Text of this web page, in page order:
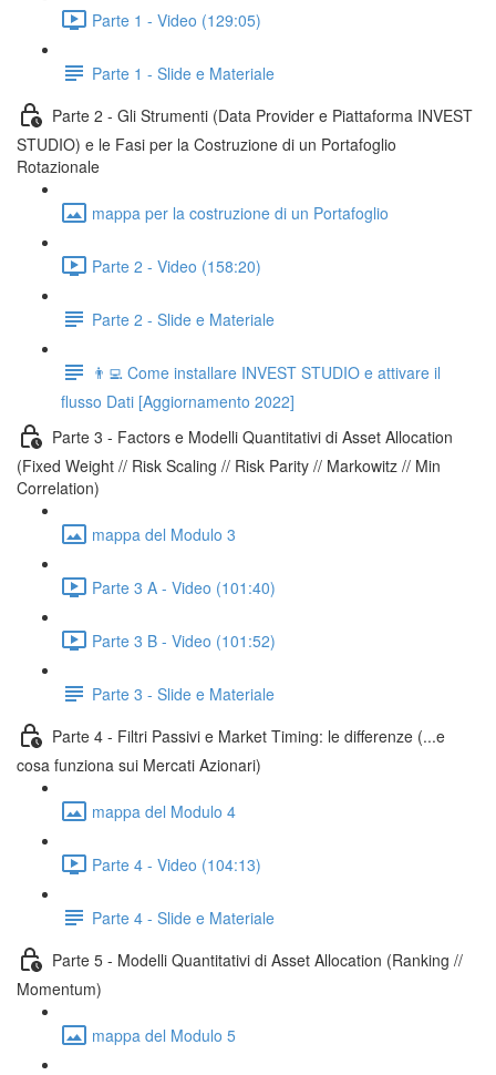
Parte 1 - Video (129:05)
Parte 1 - Slide e Materiale
Parte 2 - Gli Strumenti (Data Provider e Piattaforma INVEST
STUDIO) e le Fasi per la Costruzione di un Portafoglio
Rotazionale
mappa per la costruzione di un Portafoglio
Parte 2 - Video (158:20)
Parte 2 - Slide e Materiale
👨‍💻 Come installare INVEST STUDIO e attivare il
flusso Dati [Aggiornamento 2022]
Parte 3 - Factors e Modelli Quantitativi di Asset Allocation
(Fixed Weight // Risk Scaling // Risk Parity // Markowitz // Min
Correlation)
mappa del Modulo 3
Parte 3 A - Video (101:40)
Parte 3 B - Video (101:52)
Parte 3 - Slide e Materiale
Parte 4 - Filtri Passivi e Market Timing: le differenze (...e
cosa funziona sui Mercati Azionari)
mappa del Modulo 4
Parte 4 - Video (104:13)
Parte 4 - Slide e Materiale
Parte 5 - Modelli Quantitativi di Asset Allocation (Ranking //
Momentum)
mappa del Modulo 5